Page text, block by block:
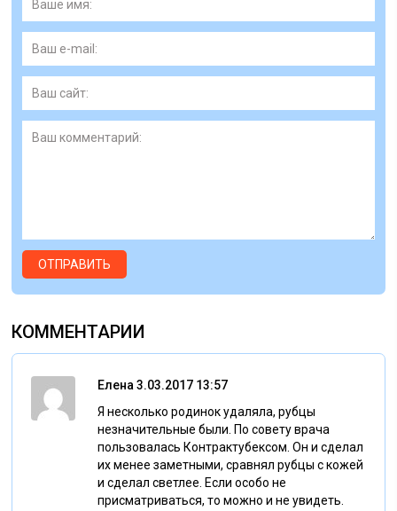
КОММЕНТАРИИ
Елена 3.03.2017 13:57
Я несколько родинок удаляла, рубцы
незначительные были. По совету врача
пользовалась Контрактубексом. Он и сделал
их менее заметными, сравнял рубцы с кожей
и сделал светлее. Если особо не
присматриваться, то можно и не увидеть.